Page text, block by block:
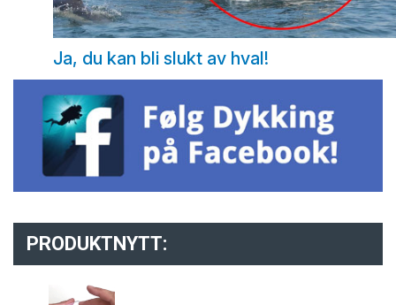
Ja, du kan bli slukt av hval!
PRODUKTNYTT: